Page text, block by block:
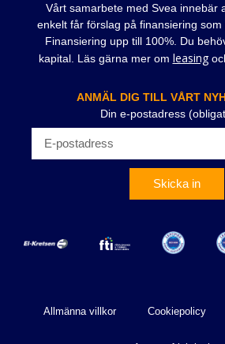
Vårt samarbete med Svea innebär
enkelt får förslag på finansiering
Finansiering upp till 100%. Du
kapital. Läs gärna mer om leasing
ANMÄL DIG TILL VÅRT
Din e-postadress
Skicka in
Allmänna villkor Cookiepolicy